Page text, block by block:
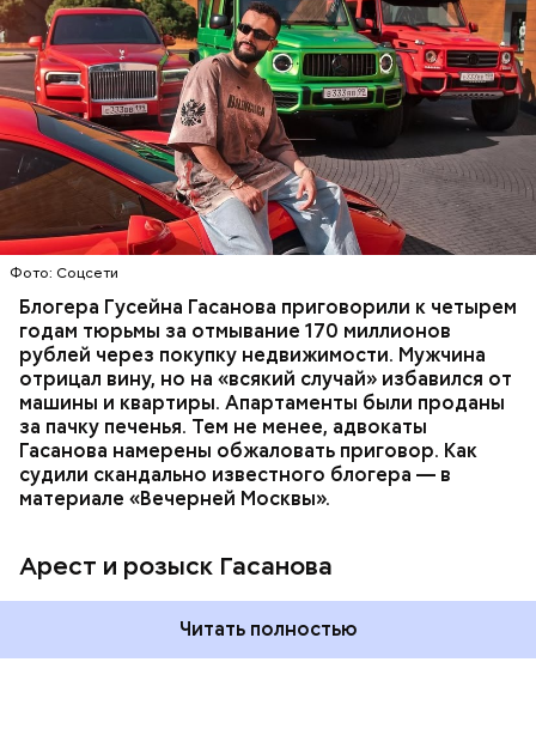
Фото: Соцсети
Блогера Гусейна Гасанова приговорили к четырем
годам тюрьмы за отмывание 170 миллионов
рублей через покупку недвижимости. Мужчина
отрицал вину, но на «всякий случай» избавился от
машины и квартиры. Апартаменты были проданы
за пачку печенья. Тем не менее, адвокаты
Гасанова намерены обжаловать приговор. Как
судили скандально известного блогера — в
материале «Вечерней Москвы».
Арест и розыск Гасанова
В мае 2025 года МВД РФ объявило в
международный розыскблогера Гусейна Гасанова.
В его отношении возбудили уголовное дело о
неуплате налогов и легализации преступных
доходов в особо крупном размере. В тот же день
мужчину заочно арестовали.
Фото: База розыска МВД РФ
Читать полностью
НАЛОГИ ПОИСК ЛЮДЕЙ ДЕНЬГИ
МВД
ГАСАН ГУСЕЙНОВ
Началось расследование. В квартире потерпевших
Молодого человека задержали. На первом же
допросе он признался, что планировал отравить
только отчима. Тогда следователи посчитали, что
мотивом преступления была квартира родителей,
которая в случае их смерти перешла бы сыну. Но
спустя несколько дней Миссюра заявил, что ранее
уже травил других людей.